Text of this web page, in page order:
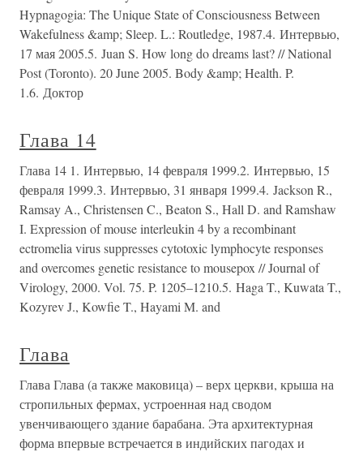
Hypnagogia: The Unique State of Consciousness Between
Wakefulness &amp; Sleep. L.: Routledge, 1987.4. Интервью,
17 мая 2005.5. Juan S. How long do dreams last? // National
Post (Toronto). 20 June 2005. Body &amp; Health. P.
1.6. Доктор
Глава 14
Глава 14 1. Интервью, 14 февраля 1999.2. Интервью, 15
февраля 1999.3. Интервью, 31 января 1999.4. Jackson R.,
Ramsay A., Christensen C., Beaton S., Hall D. and Ramshaw
I. Expression of mouse interleukin 4 by a recombinant
ectromelia virus suppresses cytotoxic lymphocyte responses
and overcomes genetic resistance to mousepox // Journal of
Virology, 2000. Vol. 75. P. 1205–1210.5. Haga T., Kuwata T.,
Kozyrev J., Kowfie T., Hayami M. and
Глава
Глава Глава (а также маковица) – верх церкви, крыша на
стропильных фермах, устроенная над сводом
увенчивающего здание барабана. Эта архитектурная
форма впервые встречается в индийских пагодах и